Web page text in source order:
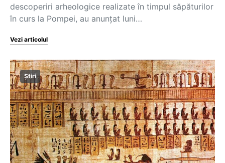
descoperiri arheologice realizate în timpul săpăturilor
în curs la Pompei, au anunţat luni…
Vezi articolul
Știri